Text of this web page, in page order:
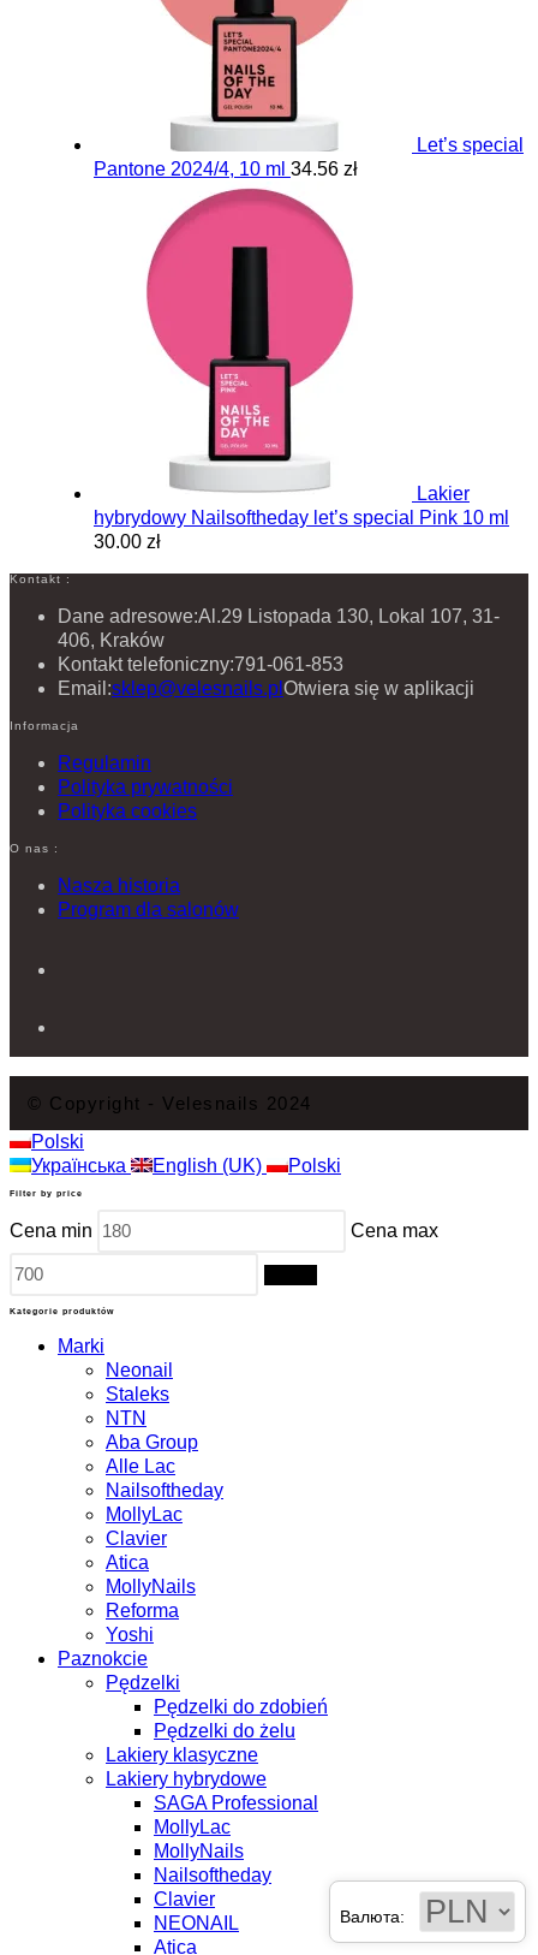
Let’s special
Pantone 2024/4, 10 ml 34.56 zł
Lakier
hybrydowy Nailsoftheday let’s special Pink 10 ml
30.00 zł
Kontakt :
Dane adresowe:Al.29 Listopada 130, Lokal 107, 31-
406, Kraków
Kontakt telefoniczny:791-061-853
Email:sklep@velesnails.pl Otwiera się w aplikacji
Informacja
Regulamin
Polityka prywatności
Polityka cookies
O nas :
Nasza historia
Program dla salonów
© Copyright - Velesnails 2024
Валюта:
Polski
Українська
English (UK) Polski
Filter by price
Cena min Cena max
Kategorie produktów
Marki
Neonail
Staleks
NTN
Aba Group
Alle Lac
Nailsoftheday
MollyLac
Clavier
Atica
MollyNails
Reforma
Yoshi
Paznokcie
Pędzelki
Pędzelki do zdobień
Pędzelki do żelu
Lakiery klasyczne
Lakiery hybrydowe
SAGA Professional
MollyLac
MollyNails
Nailsoftheday
Clavier
NEONAIL
Atica